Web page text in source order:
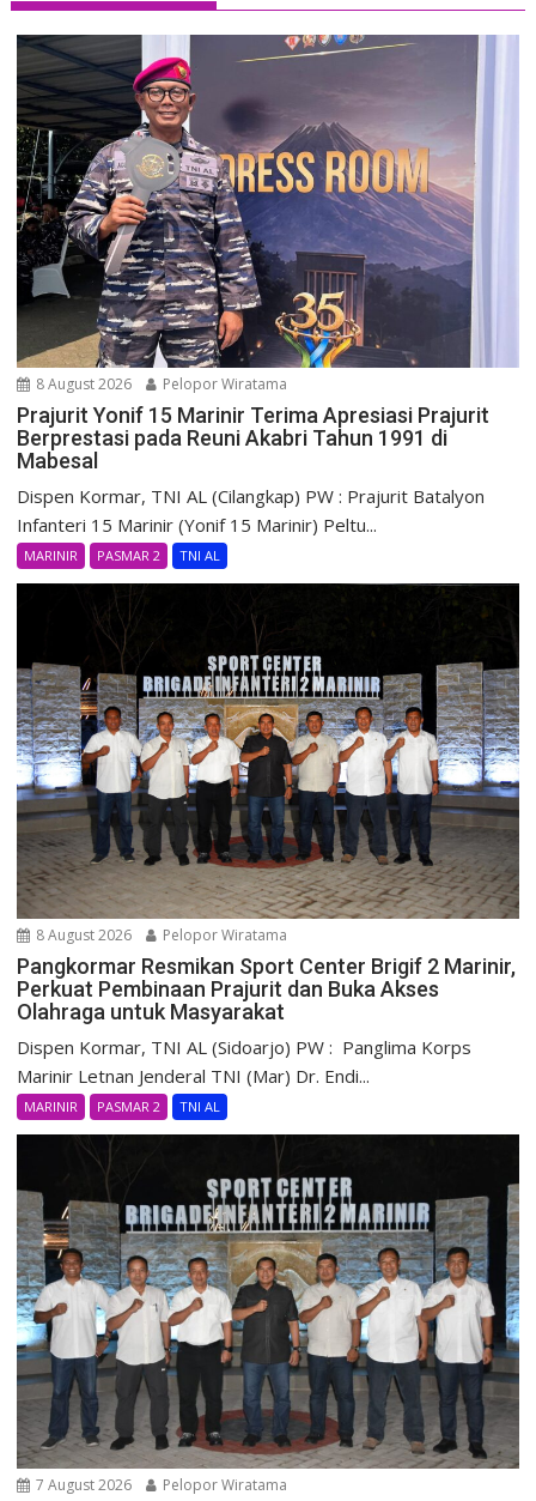
8 August 2026 Pelopor Wiratama
Prajurit Yonif 15 Marinir Terima Apresiasi Prajurit
Berprestasi pada Reuni Akabri Tahun 1991 di
Mabesal
Dispen Kormar, TNI AL (Cilangkap) PW : Prajurit Batalyon
Infanteri 15 Marinir (Yonif 15 Marinir) Peltu...
MARINIR PASMAR 2 TNI AL
8 August 2026 Pelopor Wiratama
Pangkormar Resmikan Sport Center Brigif 2 Marinir,
Perkuat Pembinaan Prajurit dan Buka Akses
Olahraga untuk Masyarakat
Dispen Kormar, TNI AL (Sidoarjo) PW : Panglima Korps
Marinir Letnan Jenderal TNI (Mar) Dr. Endi...
MARINIR PASMAR 2 TNI AL
7 August 2026 Pelopor Wiratama